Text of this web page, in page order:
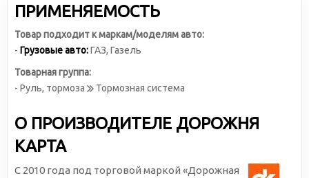
ПРИМЕНЯЕМОСТЬ
Товар подходит к маркам/моделям авто:
- Грузовые авто:ГАЗ, Газель
Товарная группа:
- Руль, тормоза
Тормозная система
О ПРОИЗВОДИТЕЛЕ ДОРОЖНЯ
КАРТА
С 2010 года под торговой маркой «Дорожная